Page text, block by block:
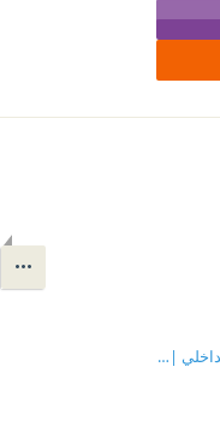
كُن ثريًا مرتاح البال: اجعل ثروتك طريقاً للسلام الداخلي | Grow Rich With Peace Of Mind